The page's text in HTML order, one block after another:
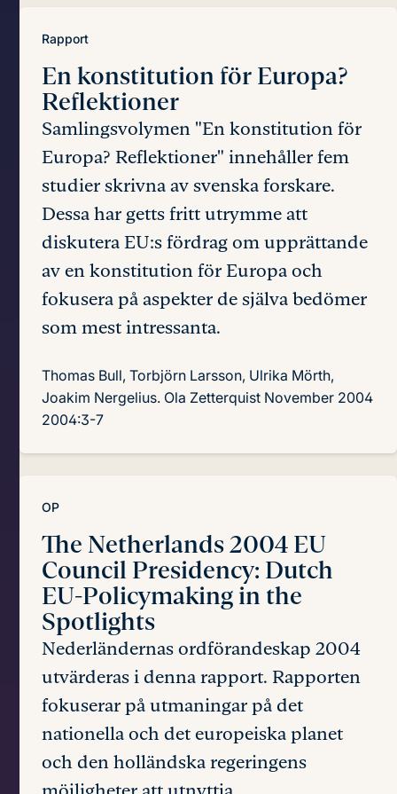
Rapport
En konstitution för Europa?
Reflektioner
Samlingsvolymen "En konstitution för
Europa? Reflektioner" innehåller fem
studier skrivna av svenska forskare.
Dessa har getts fritt utrymme att
diskutera EU:s fördrag om upprättande
av en konstitution för Europa och
fokusera på aspekter de själva bedömer
som mest intressanta.
Thomas Bull, Torbjörn Larsson, Ulrika Mörth,
Joakim Nergelius. Ola Zetterquist November 2004
2004:3-7
OP
The Netherlands 2004 EU
Council Presidency: Dutch
EU-Policymaking in the
Spotlights
Nederländernas ordförandeskap 2004
utvärderas i denna rapport. Rapporten
fokuserar på utmaningar på det
nationella och det europeiska planet
och den holländska regeringens